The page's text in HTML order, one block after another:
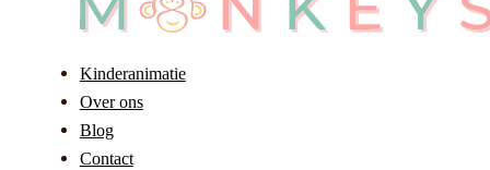
Kinderanimatie
Over ons
Blog
Contact